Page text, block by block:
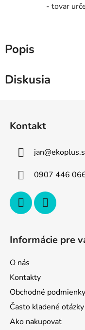
- tovar
Popis
Diskusia
Kontakt
jan@
0907 446
Informácie pre
O nás
Kontakty
Obchodné podmienky
Často kladené otázky
Ako nakupovať